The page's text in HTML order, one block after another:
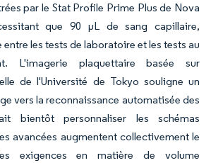
par le Stat Profile Prime Plus de Nova
que 90 μL de sang capillaire,
les tests de laboratoire et les tests au
L'imagerie plaquettaire basée sur
de l'Université de Tokyo souligne un
vers la reconnaissance automatisée des
bientôt personnaliser les schémas
avancées augmentent collectivement le
exigences en matière de volume